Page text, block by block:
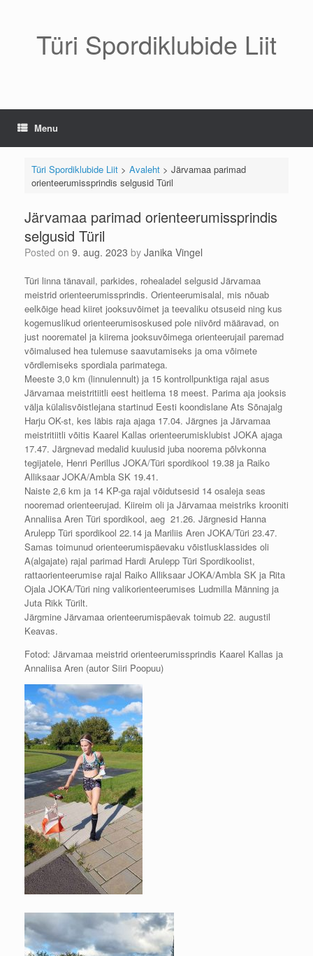
Türi Spordiklubide Liit
Menu
Türi Spordiklubide Liit> Avaleht> Järvamaa parimad
orienteerumissprindis selgusid Türil
Järvamaa parimad orienteerumissprindis
selgusid Türil
Posted on 9. aug. 2023 by Janika Vingel
Türi linna tänavail, parkides, rohealadel selgusid Järvamaa
meistrid orienteerumissprindis. Orienteerumisalal, mis nõuab
eelkõige head kiiret jooksuvõimet ja teevaliku otsuseid ning kus
kogemuslikud orienteerumisoskused pole niivõrd määravad, on
just noorematel ja kiirema jooksuvõimega orienteerujail paremad
võimalused hea tulemuse saavutamiseks ja oma võimete
võrdlemiseks spordiala parimatega.
Meeste 3,0 km (linnulennult) ja 15 kontrollpunktiga rajal asus
Järvamaa meistritiitli eest heitlema 18 meest. Parima aja jooksis
välja külalisvõistlejana startinud Eesti koondislane Ats Sõnajalg
Harju OK-st, kes läbis raja ajaga 17.04. Järgnes ja Järvamaa
meistritiitli võitis Kaarel Kallas orienteerumisklubist JOKA ajaga
17.47. Järgnevad medalid kuulusid juba noorema põlvkonna
tegijatele, Henri Perillus JOKA/Türi spordikool 19.38 ja Raiko
Alliksaar JOKA/Ambla SK 19.41.
Naiste 2,6 km ja 14 KP-ga rajal võidutsesid 14 osaleja seas
nooremad orienteerujad. Kiireim oli ja Järvamaa meistriks krooniti
Annaliisa Aren Türi spordikool, aeg 21.26. Järgnesid Hanna
Arulepp Türi spordikool 22.14 ja Mariliis Aren JOKA/Türi 23.47.
Samas toimunud orienteerumispäevaku võistlusklassides oli
A(algajate) rajal parimad Hardi Arulepp Türi Spordikoolist,
rattaorienteerumise rajal Raiko Alliksaar JOKA/Ambla SK ja Rita
Ojala JOKA/Türi ning valikorienteerumises Ludmilla Männing ja
Juta Rikk Türilt.
Järgmine Järvamaa orienteerumispäevak toimub 22. augustil
Keavas.
Fotod: Järvamaa meistrid orienteerumissprindis Kaarel Kallas ja
Annaliisa Aren (autor Siiri Poopuu)